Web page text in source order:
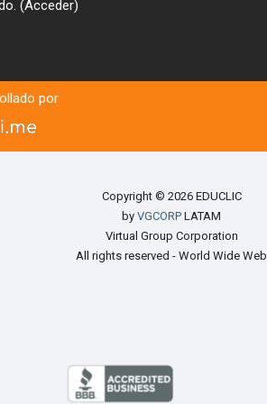
(Acceder)
por
Copyright © 2026 EDUCLIC
by VGCORP LATAM
Virtual Group Corporation
All rights reserved - World Wide Web